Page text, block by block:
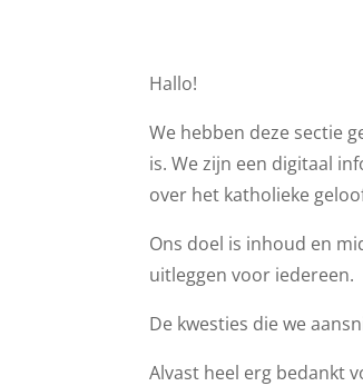
Hallo!
We hebben deze sectie
is. We zijn een digitaal
over het katholieke
Ons doel is inhoud en
uitleggen voor iedereen.
De kwesties die we
Alvast heel erg bedankt